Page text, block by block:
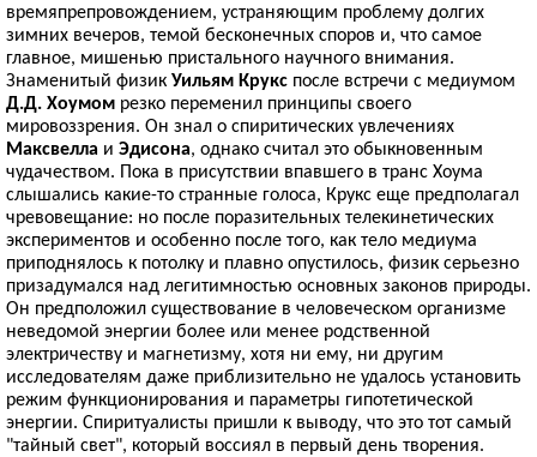
времяпрепровождением, устраняющим проблему долгих
зимних вечеров, темой бесконечных споров и, что самое
главное, мишенью пристального научного внимания.
Знаменитый физик Уильям Крукс после встречи с медиумом
Д.Д. Хоумом резко переменил принципы своего
мировоззрения. Он знал о спиритических увлечениях
Максвелла и Эдисона, однако считал это обыкновенным
чудачеством. Пока в присутствии впавшего в транс Хоума
слышались какие-то странные голоса, Крукс еще предполагал
чревовещание: но после поразительных телекинетических
экспериментов и особенно после того, как тело медиума
приподнялось к потолку и плавно опустилось, физик серьезно
призадумался над легитимностью основных законов природы.
Он предположил существование в человеческом организме
неведомой энергии более или менее родственной
электричеству и магнетизму, хотя ни ему, ни другим
исследователям даже приблизительно не удалось установить
режим функционирования и параметры гипотетической
энергии. Спиритуалисты пришли к выводу, что это тот самый
"тайный свет", который воссиял в первый день творения.